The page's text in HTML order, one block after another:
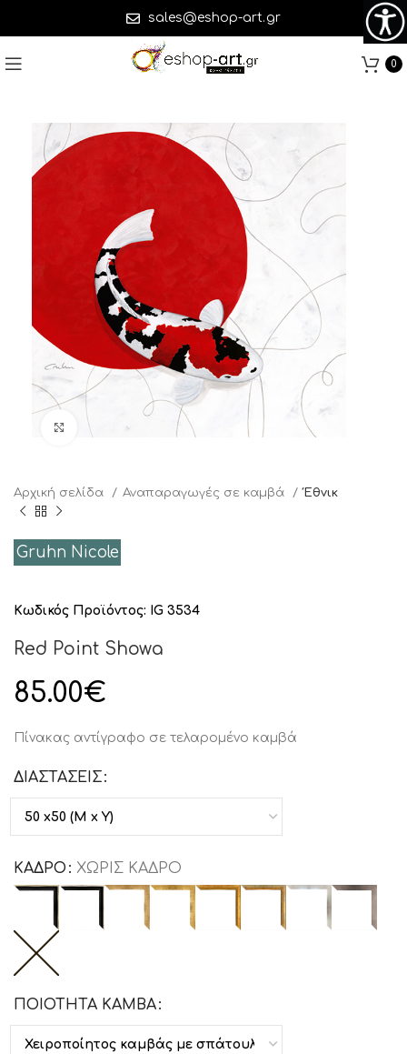
sales@eshop-art.gr
0
Click to enlarge
Αρχική σελίδα Αναπαραγωγές σε καμβά Έθνικ
Gruhn Nicole
Κωδικός Προϊόντος: IG 3534
Red Point Showa
85.00€
Πίνακας αντίγραφο σε τελαρομένο καμβά
ΔΙΑΣΤΑΣΕΙΣ
ΚΑΔΡΟ ΧΩΡΙΣ ΚΑΔΡΟ
ΠΟΙΟΤΗΤΑ ΚΑΜΒΑ